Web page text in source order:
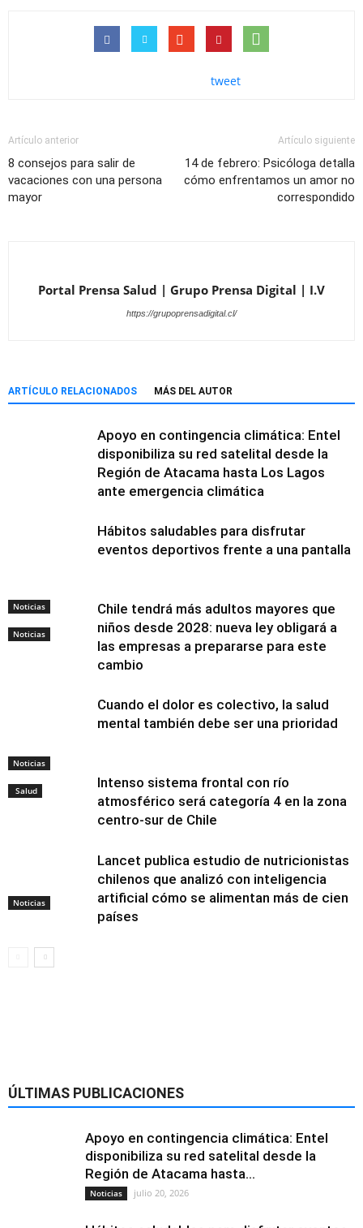
tweet
Artículo anterior
8 consejos para salir de
vacaciones con una persona
mayor
Artículo siguiente
14 de febrero: Psicóloga detalla
cómo enfrentamos un amor no
correspondido
Portal Prensa Salud | Grupo Prensa Digital | I.V
https://grupoprensadigital.cl/
ARTÍCULO RELACIONADOS MÁS DEL AUTOR
Noticias
Apoyo en contingencia climática: Entel
disponibiliza su red satelital desde la
Región de Atacama hasta Los Lagos
ante emergencia climática
Noticias
Hábitos saludables para disfrutar
eventos deportivos frente a una pantalla
Noticias
Chile tendrá más adultos mayores que
niños desde 2028: nueva ley obligará a
las empresas a prepararse para este
cambio
Salud
Cuando el dolor es colectivo, la salud
mental también debe ser una prioridad
Noticias
Intenso sistema frontal con río
atmosférico será categoría 4 en la zona
centro-sur de Chile
Lancet publica estudio de nutricionistas
chilenos que analizó con inteligencia
artificial cómo se alimentan más de cien
países
ÚLTIMAS PUBLICACIONES
Apoyo en contingencia climática: Entel
disponibiliza su red satelital desde la
Región de Atacama hasta...
Noticias julio 20, 2026